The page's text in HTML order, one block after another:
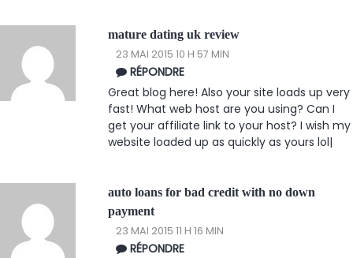
mature dating uk review
23 MAI 2015 10 H 57 MIN
RÉPONDRE
Great blog here! Also your site loads up very
fast! What web host are you using? Can I
get your affiliate link to your host? I wish my
website loaded up as quickly as yours lol|
auto loans for bad credit with no down
payment
23 MAI 2015 11 H 16 MIN
RÉPONDRE